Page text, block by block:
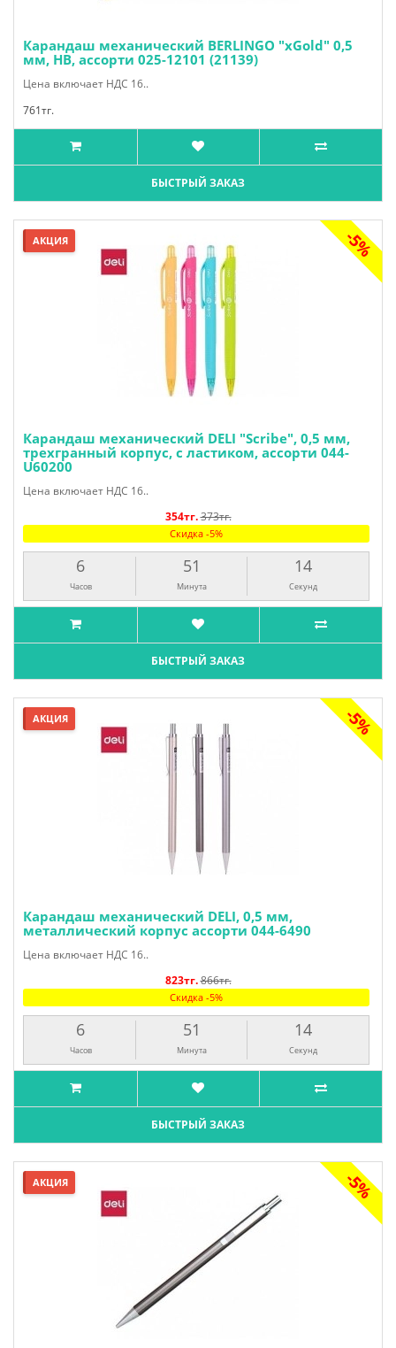
Карандаш механический BERLINGO "xGold" 0,5
мм, HB, ассорти 025-12101 (21139)
Цена включает НДС 16..
761тг.
БЫСТРЫЙ ЗАКАЗ
-5%
АКЦИЯ
Карандаш механический DELI "Scribe", 0,5 мм,
трехгранный корпус, с ластиком, ассорти 044-
U60200
Цена включает НДС 16..
354тг.373тг.
Скидка -5%
6
Часов
51
Минута
13
Секунд
БЫСТРЫЙ ЗАКАЗ
-5%
АКЦИЯ
Карандаш механический DELI, 0,5 мм,
металлический корпус ассорти 044-6490
Цена включает НДС 16..
823тг.866тг.
Скидка -5%
6
Часов
51
Минута
13
Секунд
БЫСТРЫЙ ЗАКАЗ
-5%
АКЦИЯ